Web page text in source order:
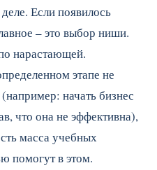
Если появилось
– это выбор ниши.
нарастающей.
этапе не
начать бизнес
что она не эффективна),
масса учебных
помогут в этом.